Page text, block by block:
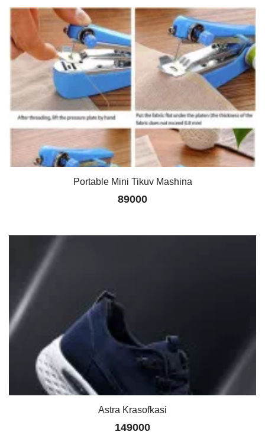
Portable Mini Tikuv Mashina
89000
Astra Krasofkasi
149000